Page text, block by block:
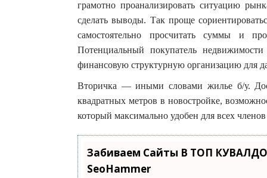
грамотно проанализировать ситуацию
сделать выводы. Так проще
самостоятельно просчитать суммы и
Потенциальный покупатель
финансовую структурную организацию для
Вторичка — иными словами жилье б/у.
квадратных метров в новостройке,
который максимально удобен для всех
Забиваем Сайты В ТОП
SeoHammer